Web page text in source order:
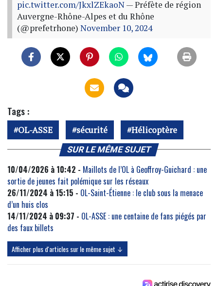
pic.twitter.com/JkxlZEkaoN— Préfète de région
Auvergne-Rhône-Alpes et du Rhône
(@prefetrhone) November 10, 2024
Tags :
OL-ASSE sécurité Hélicoptère
SUR LE MÊME SUJET
10/04/2026 à 10:42 - Maillots de l’OL à Geoffroy-Guichard : une
sortie de jeunes fait polémique sur les réseaux
26/11/2024 à 15:15 - OL-Saint-Étienne : le club sous la menace
d’un huis clos
14/11/2024 à 09:37 - OL-ASSE : une centaine de fans piégés par
des faux billets
Afficher plus d'articles sur le même sujet ↓